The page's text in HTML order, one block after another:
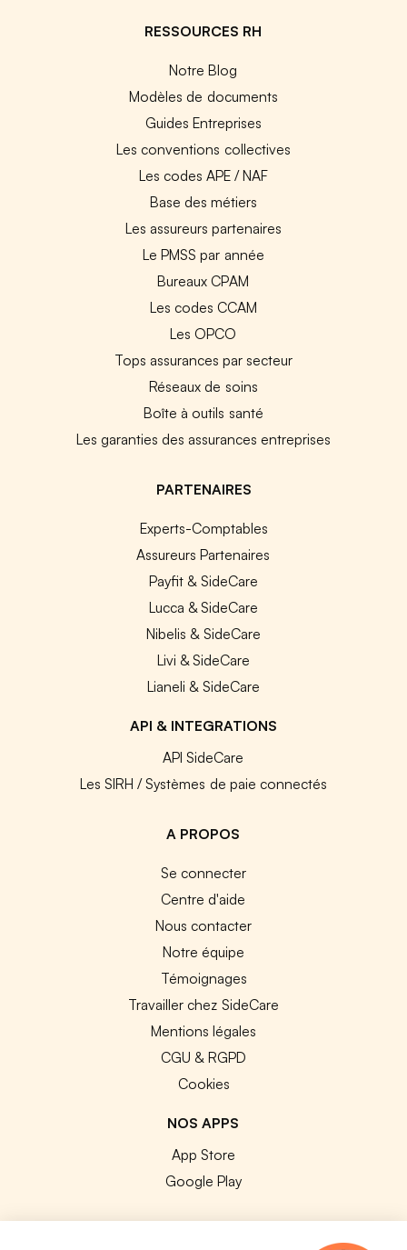
RESSOURCES RH
Notre Blog
Modèles de documents
Guides Entreprises
Les conventions collectives
Les codes APE / NAF
Base des métiers
Les assureurs partenaires
Le PMSS par année
Bureaux CPAM
Les codes CCAM
Les OPCO
Tops assurances par secteur
Réseaux de soins
Boîte à outils santé
Les garanties des assurances entreprises
PARTENAIRES
Experts-Comptables
Assureurs Partenaires
Payfit & SideCare
Lucca & SideCare
Nibelis & SideCare
Livi & SideCare
Lianeli & SideCare
API & INTEGRATIONS
API SideCare
Les SIRH / Systèmes de paie connectés
A PROPOS
Se connecter
Centre d'aide
Nous contacter
Notre équipe
Témoignages
Travailler chez SideCare
Mentions légales
CGU & RGPD
Cookies
NOS APPS
App Store
Google Play